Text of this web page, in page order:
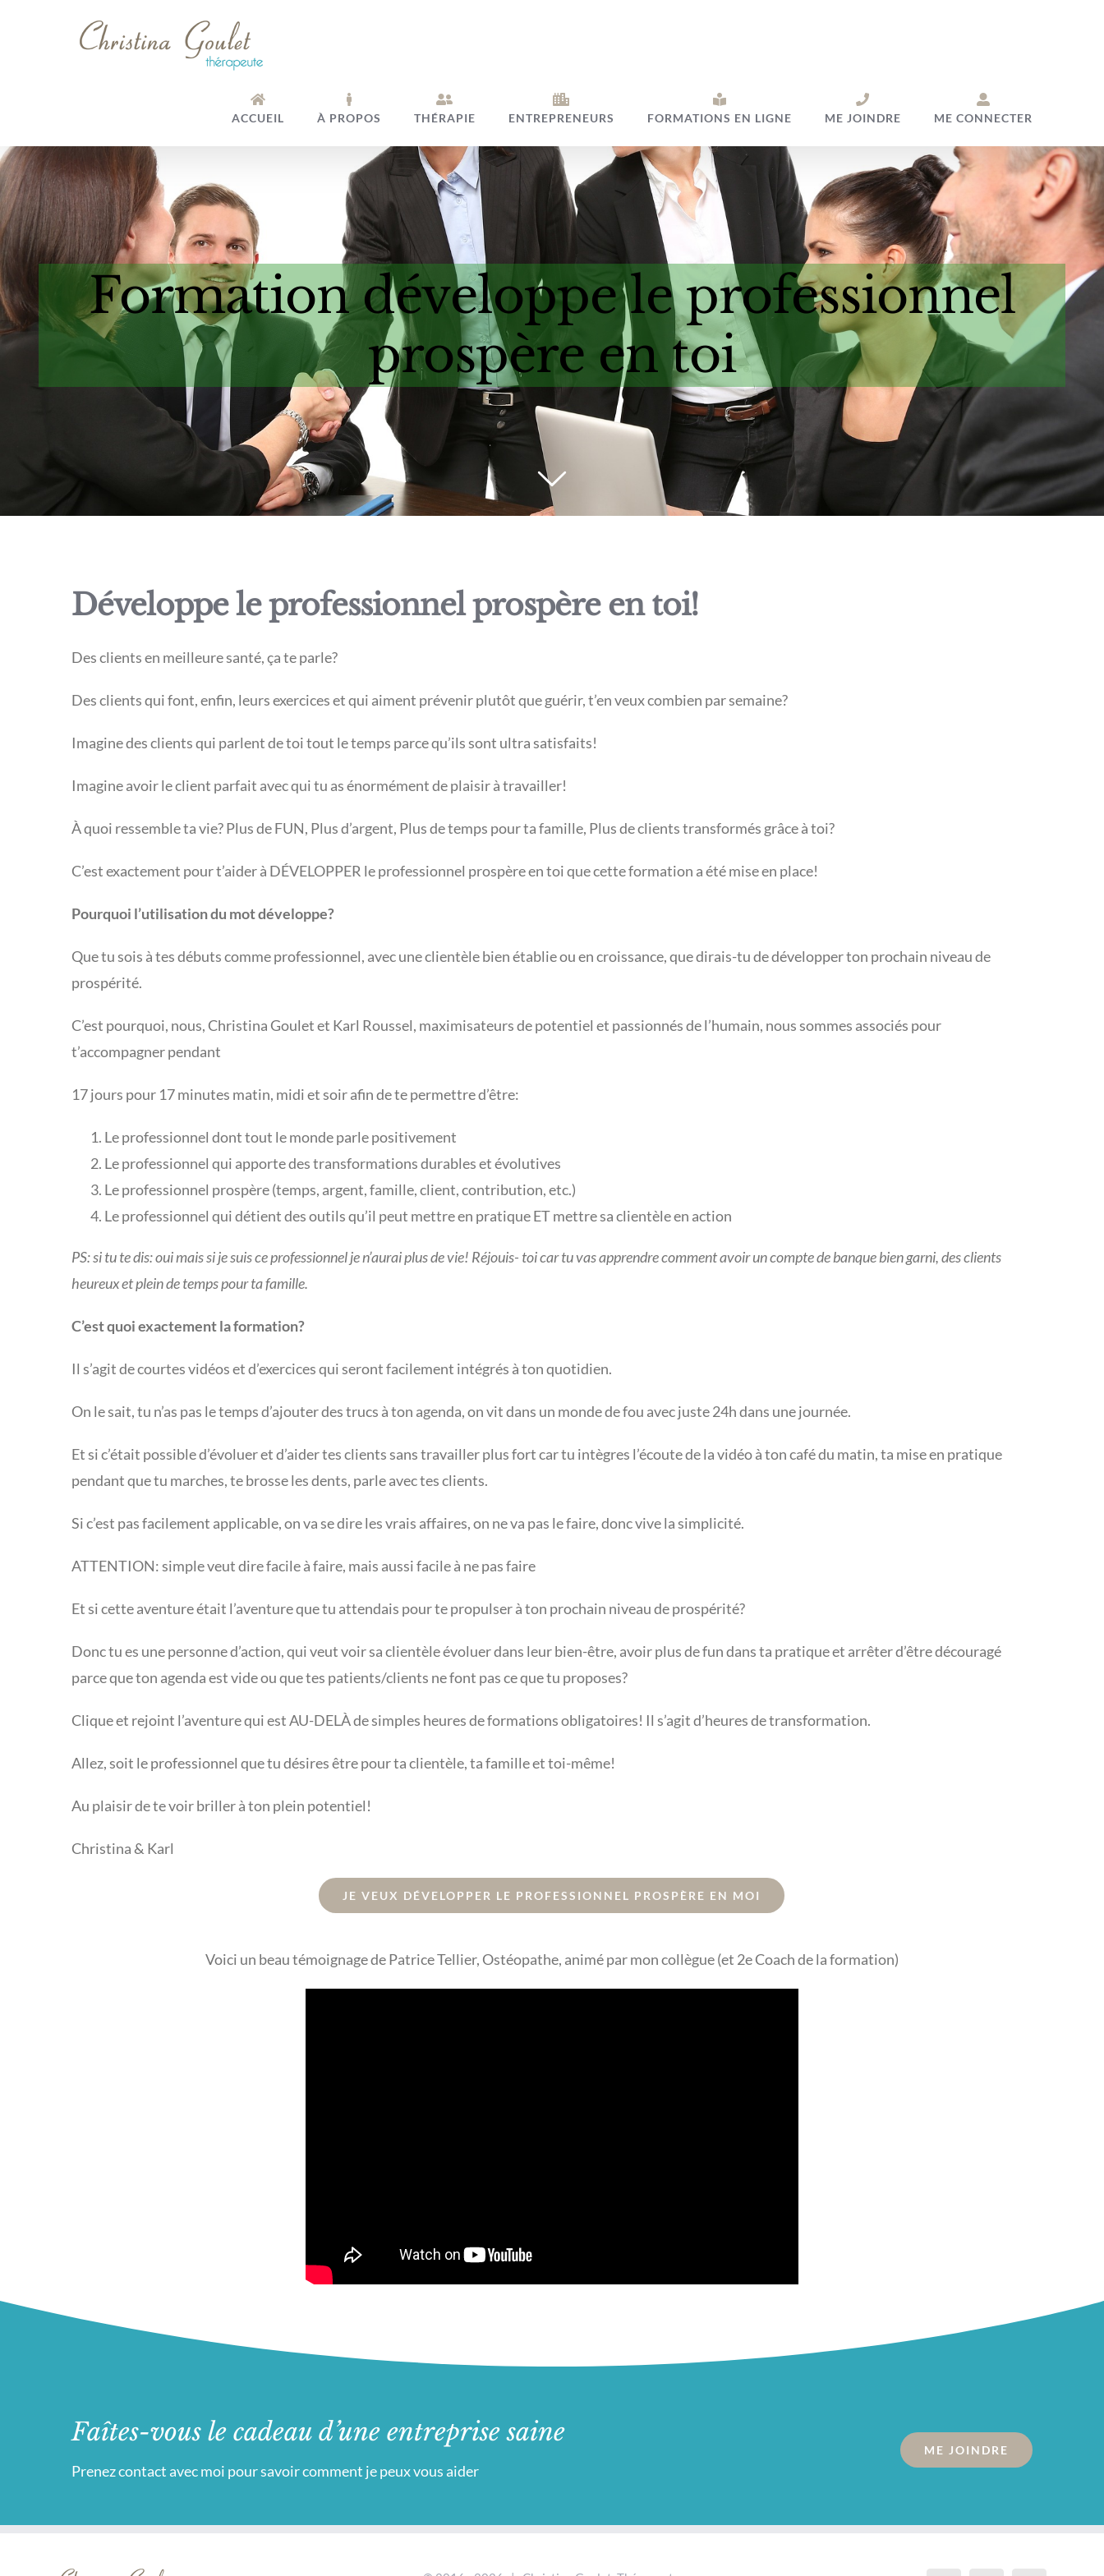
ACCUEIL À PROPOS THÉRAPIE ENTREPRENEURS FORMATIONS EN LIGNE ME JOINDRE ME CONNECTER
Formation développe le professionnel
prospère en toi
Développe le professionnel prospère en toi!
Des clients en meilleure santé, ça te parle?
Des clients qui font, enfin, leurs exercices et qui aiment prévenir plutôt que guérir, t’en veux combien par semaine?
Imagine des clients qui parlent de toi tout le temps parce qu’ils sont ultra satisfaits!
Imagine avoir le client parfait avec qui tu as énormément de plaisir à travailler!
À quoi ressemble ta vie? Plus de FUN, Plus d’argent, Plus de temps pour ta famille, Plus de clients transformés grâce à toi?
C’est exactement pour t’aider à DÉVELOPPER le professionnel prospère en toi que cette formation a été mise en place!
Pourquoi l’utilisation du mot développe?
Que tu sois à tes débuts comme professionnel, avec une clientèle bien établie ou en croissance, que dirais-tu de développer ton prochain niveau de
prospérité.
C’est pourquoi, nous, Christina Goulet et Karl Roussel, maximisateurs de potentiel et passionnés de l’humain, nous sommes associés pour
t’accompagner pendant
17 jours pour 17 minutes matin, midi et soir afin de te permettre d’être:
Le professionnel dont tout le monde parle positivement
Le professionnel qui apporte des transformations durables et évolutives
Le professionnel prospère (temps, argent, famille, client, contribution, etc.)
Le professionnel qui détient des outils qu’il peut mettre en pratique ET mettre sa clientèle en action
PS: si tu te dis: oui mais si je suis ce professionnel je n’aurai plus de vie! Réjouis- toi car tu vas apprendre comment avoir un compte de banque bien garni, des clients
heureux et plein de temps pour ta famille.
C’est quoi exactement la formation?
Il s’agit de courtes vidéos et d’exercices qui seront facilement intégrés à ton quotidien.
On le sait, tu n’as pas le temps d’ajouter des trucs à ton agenda, on vit dans un monde de fou avec juste 24h dans une journée.
Et si c’était possible d’évoluer et d’aider tes clients sans travailler plus fort car tu intègres l’écoute de la vidéo à ton café du matin, ta mise en pratique
pendant que tu marches, te brosse les dents, parle avec tes clients.
Si c’est pas facilement applicable, on va se dire les vrais affaires, on ne va pas le faire, donc vive la simplicité.
ATTENTION: simple veut dire facile à faire, mais aussi facile à ne pas faire
Et si cette aventure était l’aventure que tu attendais pour te propulser à ton prochain niveau de prospérité?
Donc tu es une personne d’action, qui veut voir sa clientèle évoluer dans leur bien-être, avoir plus de fun dans ta pratique et arrêter d’être découragé
parce que ton agenda est vide ou que tes patients/clients ne font pas ce que tu proposes?
Clique et rejoint l’aventure qui est AU-DELÀ de simples heures de formations obligatoires! Il s’agit d’heures de transformation.
Allez, soit le professionnel que tu désires être pour ta clientèle, ta famille et toi-même!
Au plaisir de te voir briller à ton plein potentiel!
Christina & Karl
JE VEUX DÉVELOPPER LE PROFESSIONNEL PROSPÈRE EN MOI
Voici un beau témoignage de Patrice Tellier, Ostéopathe, animé par mon collègue (et 2e Coach de la formation)
Faîtes-vous le cadeau d’une entreprise saine
Prenez contact avec moi pour savoir comment je peux vous aider
ME JOINDRE